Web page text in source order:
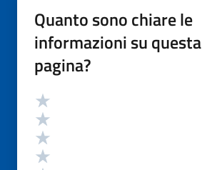
Quanto sono chiare le
informazioni su questa
pagina?
Valutazione